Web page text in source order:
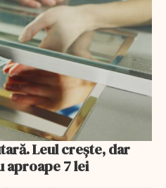
Leul crește, dar
aproape 7 lei